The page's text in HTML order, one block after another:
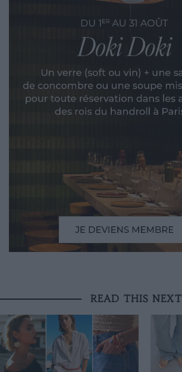
READ THIS NEXT